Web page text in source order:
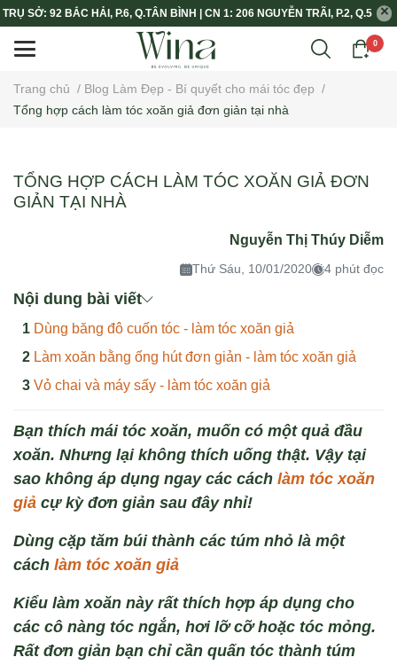
TRỤ SỞ: 92 BẮC HẢI, P.6, Q.TÂN BÌNH | CN 1: 206 NGUYỄN TRÃI, P.2, Q.5
0
Trang chủ / Blog Làm Đẹp - Bí quyết cho mái tóc đẹp /
Tổng hợp cách làm tóc xoăn giả đơn giản tại nhà
TỔNG HỢP CÁCH LÀM TÓC XOĂN GIẢ ĐƠN
GIẢN TẠI NHÀ
Nguyễn Thị Thúy Diễm
Thứ Sáu, 10/01/2020 4 phút đọc
Nội dung bài viết
Dùng băng đô cuốn tóc - làm tóc xoăn giả
Làm xoăn bằng ống hút đơn giản - làm tóc xoăn giả
Vỏ chai và máy sấy - làm tóc xoăn giả
Bạn thích mái tóc xoăn, muốn có một quả đầu
xoăn. Nhưng lại không thích uống thật. Vậy tại
sao không áp dụng ngay các cách làm tóc xoăn
giả cự kỳ đơn giản sau đây nhỉ!
Dùng cặp tăm búi thành các túm nhỏ là một
cách làm tóc xoăn giả
Kiểu làm xoăn này rất thích hợp áp dụng cho
các cô nàng tóc ngắn, hơi lỡ cỡ hoặc tóc mỏng.
Rất đơn giản bạn chỉ cần quấn tóc thành túm